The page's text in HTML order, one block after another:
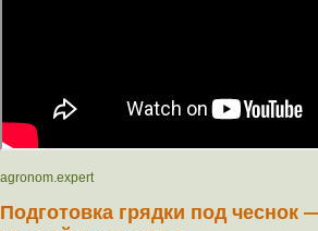
agronom.expert
Подготовка грядки под чеснок